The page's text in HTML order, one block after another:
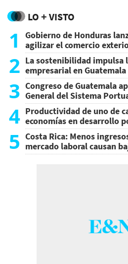
LO + VISTO
1
Gobierno de Honduras
agilizar el comercio
2 La sostenibilidad impulsa
empresarial en Guatemala
3 Congreso de Guatemala
General del Sistema
4 Productividad de uno de
economías en desarrollo
5 Costa Rica: Menos
mercado laboral causan